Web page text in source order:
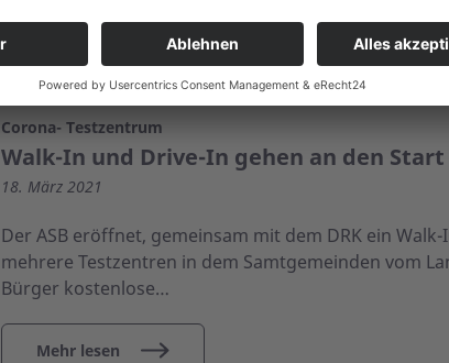
Mehr lesen
Corona- Testzentrum
Walk-In und Drive-In gehen an den Start
18. März 2021
Der ASB eröffnet, gemeinsam mit dem DRK ein
mehrere Testzentren in dem Samtgemeinden vom
Bürger kostenlose…
Mehr lesen